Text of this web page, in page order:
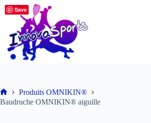
Passer
au
contenu
Accueil
Produits OMNIKIN®
Baudruche OMNIKIN® aiguille
Save